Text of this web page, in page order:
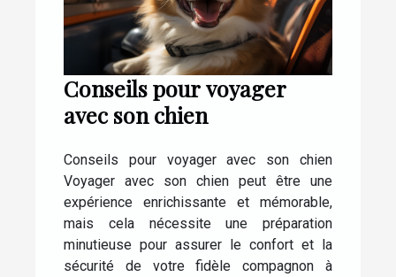
Conseils pour voyager
avec son chien
Conseils pour voyager avec son chien
Voyager avec son chien peut être une
expérience enrichissante et mémorable,
mais cela nécessite une préparation
minutieuse pour assurer le confort et la
sécurité de votre fidèle compagnon à